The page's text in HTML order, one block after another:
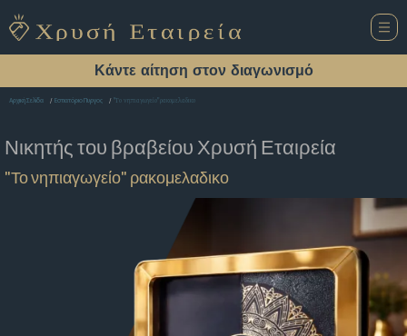
Κάντε αίτηση στον διαγωνισμό
Αρχική Σελίδα Εστιατόριο Πυργος "Το νηπιαγωγείο" ρακομελαδικο
Νικητής του βραβείου Χρυσή Εταιρεία
"Το νηπιαγωγείο" ρακομελαδικο